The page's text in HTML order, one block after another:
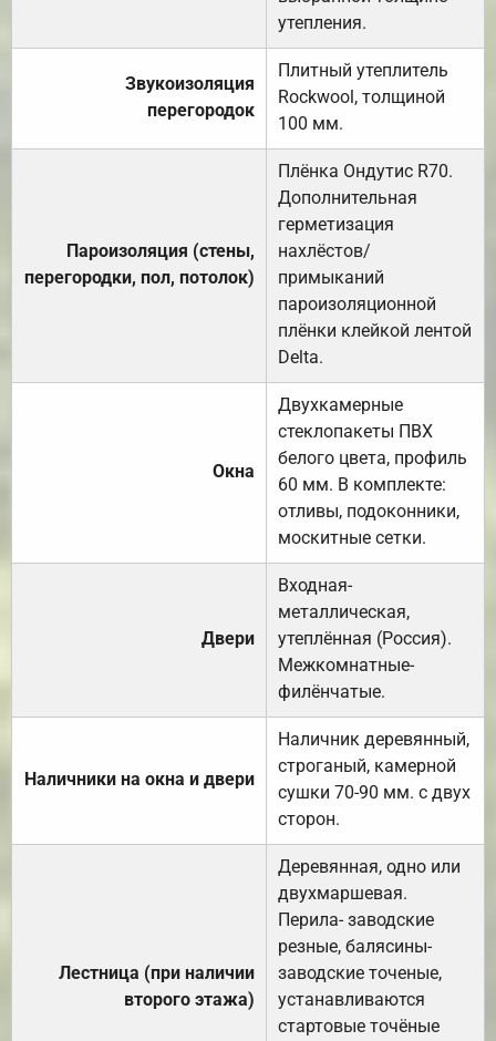
утепления.
Звукоизоляция
перегородок
Плитный утеплитель
Rockwool, толщиной
100 мм.
Пароизоляция (стены,
перегородки, пол, потолок)
Плёнка Ондутис R70.
Дополнительная
герметизация
нахлёстов/
примыканий
пароизоляционной
плёнки клейкой лентой
Delta.
Окна
Двухкамерные
стеклопакеты ПВХ
белого цвета, профиль
60 мм. В комплекте:
отливы, подоконники,
москитные сетки.
Двери
Входная-
металлическая,
утеплённая (Россия).
Межкомнатные-
филёнчатые.
Наличники на окна и двери
Наличник деревянный,
строганый, камерной
сушки 70-90 мм. с двух
сторон.
Лестница (при наличии
второго этажа)
Деревянная, одно или
двухмаршевая.
Перила- заводские
резные, балясины-
заводские точеные,
устанавливаются
стартовые точёные